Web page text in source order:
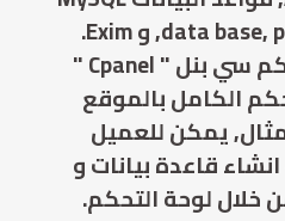
data base, phpMyAdmin, Perl, CSF, و Exim.
حيث اننا نوفر لوحة تحكم سي بنل " Cpanel "
الكامل بالموقع
يمكن للعميل
قاعدة بيانات و